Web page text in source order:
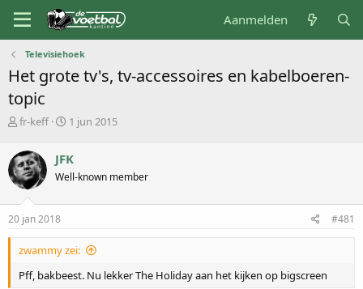
Aanmelden
Televisiehoek
Het grote tv's, tv-accessoires en kabelboeren-
topic
O
d
e
r
w
e
r
s
a
fr-keff
S
r
t
a
m
1 jun 2015
JFK
Well-known member
20 jan 2018 #481
zwammy zei:
Pff, bakbeest. Nu lekker The Holiday aan het kijken op bigscreen